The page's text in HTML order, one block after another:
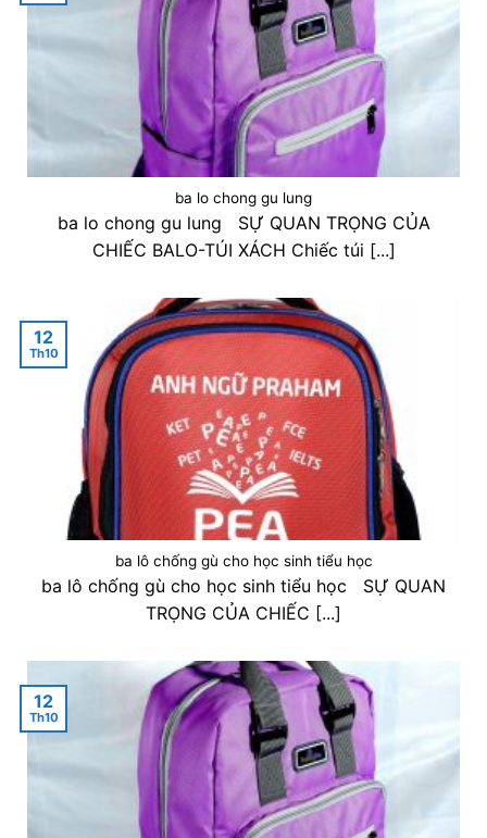
ba lo chong gu lung
ba lo chong gu lung SỰ QUAN TRỌNG CỦA
CHIẾC BALO-TÚI XÁCH Chiếc túi [...]
ba lô chống gù cho học sinh tiểu học
ba lô chống gù cho học sinh tiểu học SỰ QUAN
TRỌNG CỦA CHIẾC [...]
12
Th10
12
Th10